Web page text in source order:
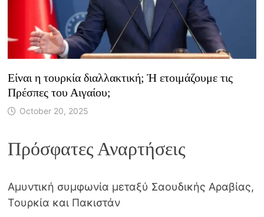
Είναι η τουρκία διαλλακτική; Ή ετοιμάζουμε τις
Πρέσπες του Αιγαίου;
October 20, 2025
Πρόσφατες Αναρτήσεις
Αμυντική συμφωνία μεταξύ Σαουδικής Αραβίας,
Τουρκία και Πακιστάν